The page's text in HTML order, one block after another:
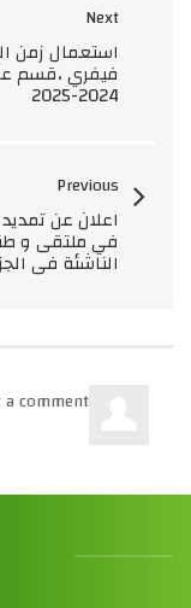
Next
فيفري ،قسم
2024-2025
Previous
اعلان عن
في ملتقى و
الناشئة في
comment.